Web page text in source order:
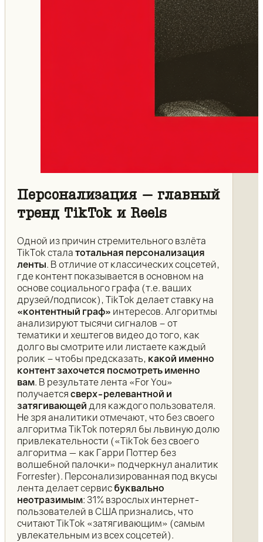
Персонализация – главный
тренд TikTok и Reels
Одной из причин стремительного взлёта
TikTok стала тотальная персонализация
ленты. В отличие от классических соцсетей,
где контент показывается в основном на
основе социального графа (т.е. ваших
друзей/подписок), TikTok делает ставку на
«контентный граф» интересов. Алгоритмы
анализируют тысячи сигналов – от
тематики и хештегов видео до того, как
долго вы смотрите или листаете каждый
ролик – чтобы предсказать, какой именно
контент захочется посмотреть именно
вам. В результате лента «For You»
получается сверх-релевантной и
затягивающей для каждого пользователя.
Не зря аналитики отмечают, что без своего
алгоритма TikTok потерял бы львиную долю
привлекательности («TikTok без своего
алгоритма — как Гарри Поттер без
волшебной палочки» подчеркнул аналитик
Forrester). Персонализированная под вкусы
лента делает сервис буквально
неотразимым: 31% взрослых интернет-
пользователей в США признались, что
считают TikTok «затягивающим» (самым
увлекательным из всех соцсетей).